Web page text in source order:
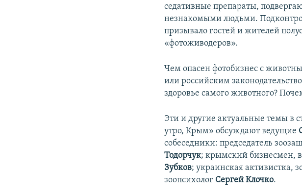
седативные препараты,
незнакомыми людьми.
призывало гостей и жителей
«фотоживодеров».
Чем опасен фотобизнес с
или российским
здоровье самого животного?
Эти и другие актуальные темы в
утро, Крым» обсуждают ведущие
собеседники: председатель
Тодорчук; крымский бизнесмен,
Зубков; украинская активистка,
зоопсихолог Сергей Клочко.